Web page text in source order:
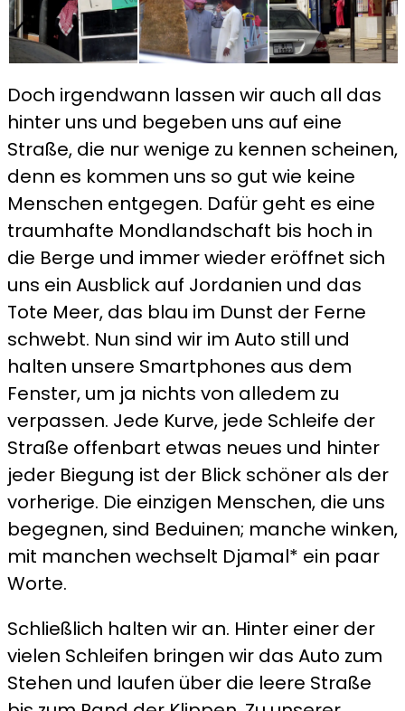
Doch irgendwann lassen wir auch all das
hinter uns und begeben uns auf eine
Straße, die nur wenige zu kennen scheinen,
denn es kommen uns so gut wie keine
Menschen entgegen. Dafür geht es eine
traumhafte Mondlandschaft bis hoch in
die Berge und immer wieder eröffnet sich
uns ein Ausblick auf Jordanien und das
Tote Meer, das blau im Dunst der Ferne
schwebt. Nun sind wir im Auto still und
halten unsere Smartphones aus dem
Fenster, um ja nichts von alledem zu
verpassen. Jede Kurve, jede Schleife der
Straße offenbart etwas neues und hinter
jeder Biegung ist der Blick schöner als der
vorherige. Die einzigen Menschen, die uns
begegnen, sind Beduinen; manche winken,
mit manchen wechselt Djamal* ein paar
Worte.
Schließlich halten wir an. Hinter einer der
vielen Schleifen bringen wir das Auto zum
Stehen und laufen über die leere Straße